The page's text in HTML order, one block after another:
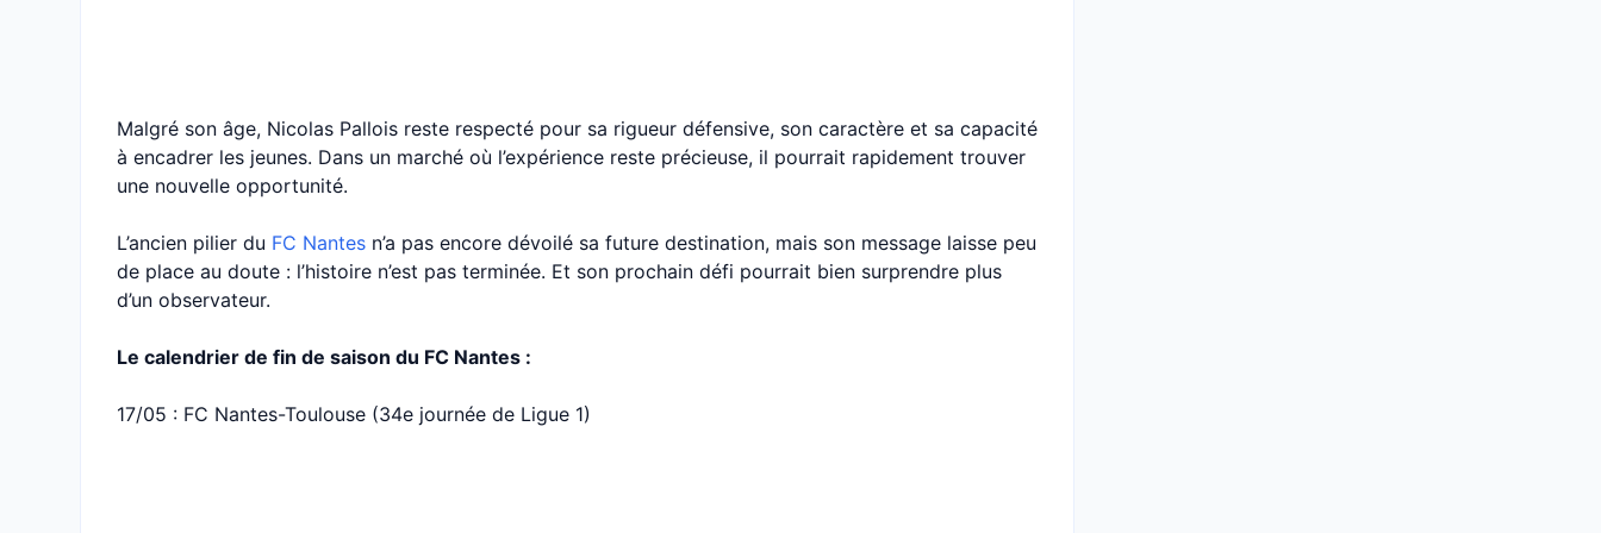
Malgré son âge, Nicolas Pallois reste respecté pour sa rigueur défensive, son caractère et sa capacité
à encadrer les jeunes. Dans un marché où l’expérience reste précieuse, il pourrait rapidement trouver
une nouvelle opportunité.
L’ancien pilier du FC Nantes n’a pas encore dévoilé sa future destination, mais son message laisse peu
de place au doute : l’histoire n’est pas terminée. Et son prochain défi pourrait bien surprendre plus
d’un observateur.
Le calendrier de fin de saison du FC Nantes :
17/05 : FC Nantes-Toulouse (34e journée de Ligue 1)